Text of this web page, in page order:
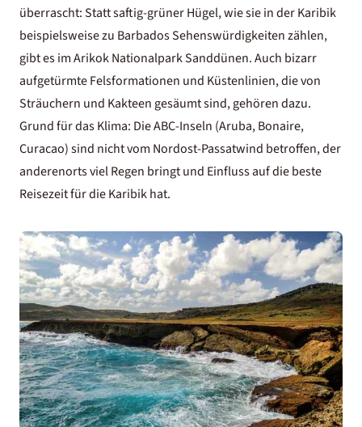
überrascht: Statt saftig-grüner Hügel, wie sie in der Karibik
beispielsweise zu Barbados Sehenswürdigkeitenzählen,
gibt es im Arikok Nationalpark Sanddünen. Auch bizarr
aufgetürmte Felsformationen und Küstenlinien, die von
Sträuchern und Kakteen gesäumt sind, gehören dazu.
Grund für das Klima: Die ABC-Inseln (Aruba, Bonaire,
Curacao) sind nicht vom Nordost-Passatwind betroffen, der
anderenorts viel Regen bringt und Einfluss auf diebeste
Reisezeit für die Karibikhat.